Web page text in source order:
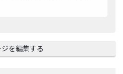
を編集する